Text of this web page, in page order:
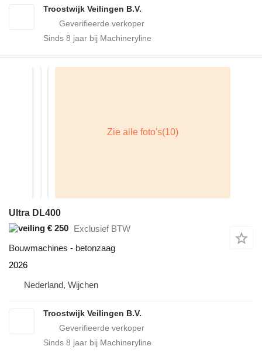
Troostwijk Veilingen B.V.
Sinds 8 jaar bij Machineryline
Ultra DL400
€ 250
Exclusief BTW
Bouwmachines - betonzaag
2026
Nederland, Wijchen
Troostwijk Veilingen B.V.
Sinds 8 jaar bij Machineryline